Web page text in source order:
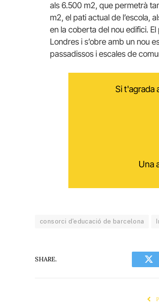
als 6.500 m2, que permetrà
m2, el pati actual de l’escola,
en la coberta del nou edifici.
Londres i s’obre amb un nou
passadissos i escales de
Si t'agrada
Una
consorci d'educació de barcelona
SHARE.